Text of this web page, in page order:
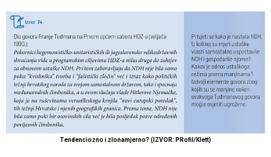
Tendenciozno i zlonamjerno? (IZVOR: PRofil/Klett)